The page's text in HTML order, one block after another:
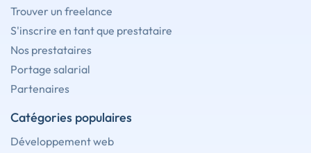
Trouver un freelance
S'inscrire en tant que prestataire
Nos prestataires
Portage salarial
Partenaires
Catégories populaires
Développement web